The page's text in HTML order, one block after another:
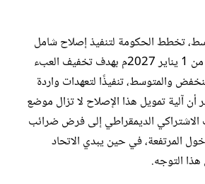
تخطط الحكومة لتنفيذ إصلاح شامل
لضريبة الدخل اعتبارًا من 1 يناير 2027م بهدف تخفيف العبء
والمتوسط، تنفيذًا لتعهدات واردة
أن آلية تمويل هذا الإصلاح لا تزال موضع
الاشتراكي الديمقراطي إلى فرض ضرائب
المرتفعة، في حين يبدي الاتحاد
التوجه.